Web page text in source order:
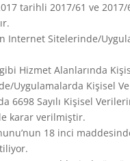
tarihli 2017/61 ve 2017/
Sitelerinde/
Hizmet Alanlarında
Uygulamalarda Kişisel
6698 Sayılı Kişisel
karar verilmiştir.
18 inci